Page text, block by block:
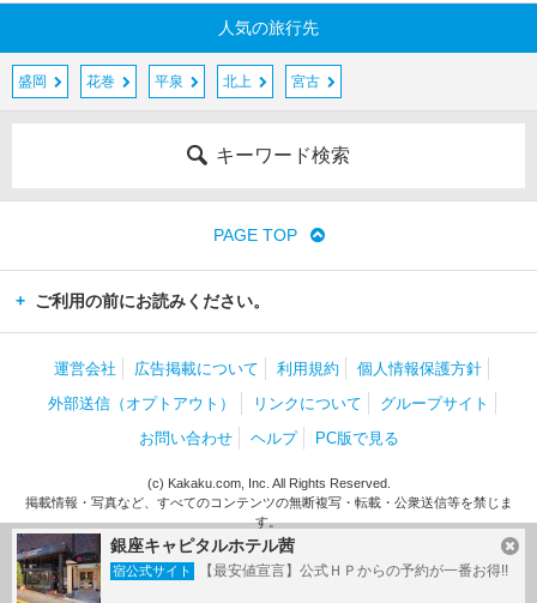
銀座キャピタルホテル茜
宿公式サイト 【最安値宣言】公式ＨＰからの予約が一番お得!!
人気の旅行先
盛岡 花巻 平泉 北上 宮古
キーワード検索
PAGE TOP
ご利用の前にお読みください。
運営会社 広告掲載について 利用規約
個人情報保護方針
外部送信（オプトアウト）
リンクについて
グループサイト
お問い合わせ
ヘルプ PC版で見る
(c) Kakaku.com, Inc. All Rights Reserved.
掲載情報・写真など、すべてのコンテンツの無断複写・転載・公衆送信等を禁じま
す。